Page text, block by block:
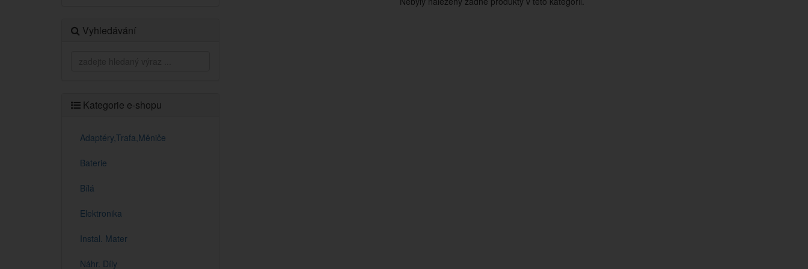
Vyhledávání
Kategorie e-shopu
Adaptéry,Trafa,Měniče
Baterie
Bílá
Elektronika
Instal. Mater
Náhr. Díly